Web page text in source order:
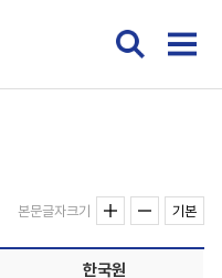
본문글자크기 기본
한국원